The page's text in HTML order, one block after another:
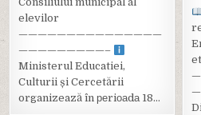
elevilor
———————————————
—————————–
Ministerul Educatiei,
Culturii și Cercetării
organizează în реriоаdа 18…